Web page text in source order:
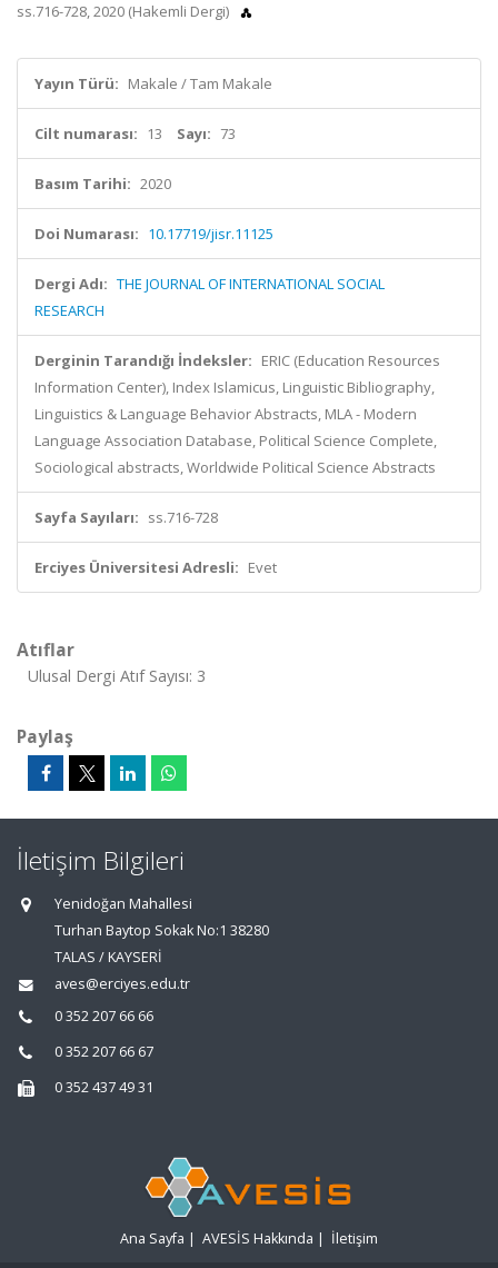
ss.716-728, 2020 (Hakemli Dergi)
Yayın Türü: Makale / Tam Makale
Cilt numarası: 13 Sayı: 73
Basım Tarihi: 2020
Doi Numarası: 10.17719/jisr.11125
Dergi Adı: THE JOURNAL OF INTERNATIONAL SOCIAL
RESEARCH
Derginin Tarandığı İndeksler: ERIC (Education Resources
Information Center), Index Islamicus, Linguistic Bibliography,
Linguistics & Language Behavior Abstracts, MLA - Modern
Language Association Database, Political Science Complete,
Sociological abstracts, Worldwide Political Science Abstracts
Sayfa Sayıları: ss.716-728
Erciyes Üniversitesi Adresli: Evet
Atıflar
Ulusal Dergi Atıf Sayısı: 3
Paylaş
İletişim Bilgileri
Yenidoğan Mahallesi
Turhan Baytop Sokak No:1 38280
TALAS / KAYSERİ
aves@erciyes.edu.tr
0 352 207 66 66
0 352 207 66 67
0 352 437 49 31
Ana Sayfa | AVESİS Hakkında | İletişim